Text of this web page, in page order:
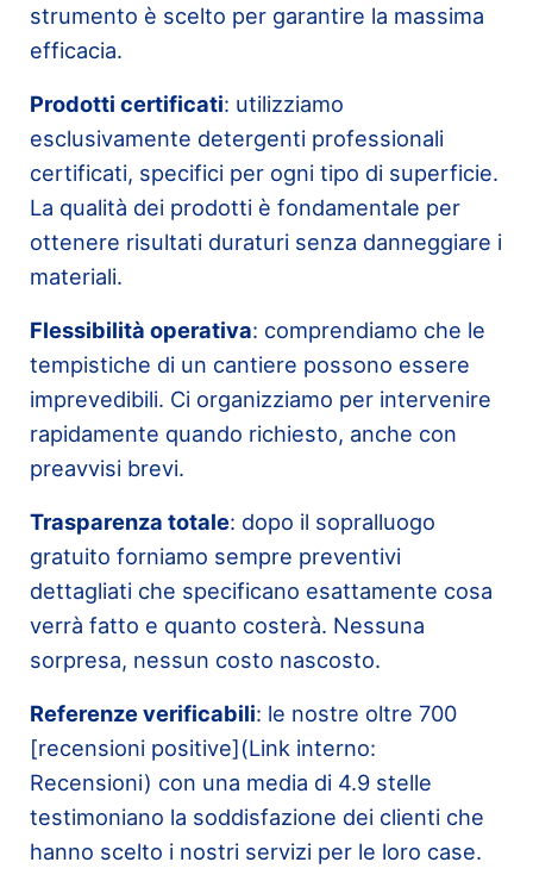
strumento è scelto per garantire la massima
efficacia.
Prodotti certificati: utilizziamo
esclusivamente detergenti professionali
certificati, specifici per ogni tipo di superficie.
La qualità dei prodotti è fondamentale per
ottenere risultati duraturi senza danneggiare i
materiali.
Flessibilità operativa: comprendiamo che le
tempistiche di un cantiere possono essere
imprevedibili. Ci organizziamo per intervenire
rapidamente quando richiesto, anche con
preavvisi brevi.
Trasparenza totale: dopo il sopralluogo
gratuito forniamo sempre preventivi
dettagliati che specificano esattamente cosa
verrà fatto e quanto costerà. Nessuna
sorpresa, nessun costo nascosto.
Referenze verificabili: le nostre oltre 700
[recensioni positive](Link interno:
Recensioni) con una media di 4.9 stelle
testimoniano la soddisfazione dei clienti che
hanno scelto i nostri servizi per le loro case.